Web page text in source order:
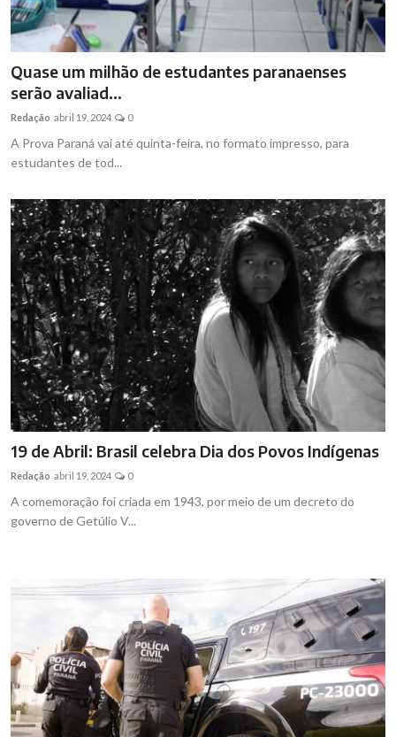
Quase um milhão de estudantes paranaenses
serão avaliad...
Redação abril 19, 2024 0
A Prova Paraná vai até quinta-feira, no formato impresso, para
estudantes de tod...
19 de Abril: Brasil celebra Dia dos Povos Indígenas
Redação abril 19, 2024 0
A comemoração foi criada em 1943, por meio de um decreto do
governo de Getúlio V...